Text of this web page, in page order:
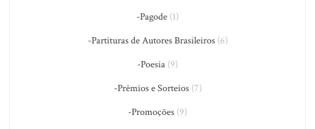
-Pagode (1)
-Partituras de Autores Brasileiros(6)
-Poesia (9)
-Prêmios e Sorteios(7)
-Promoções (9)